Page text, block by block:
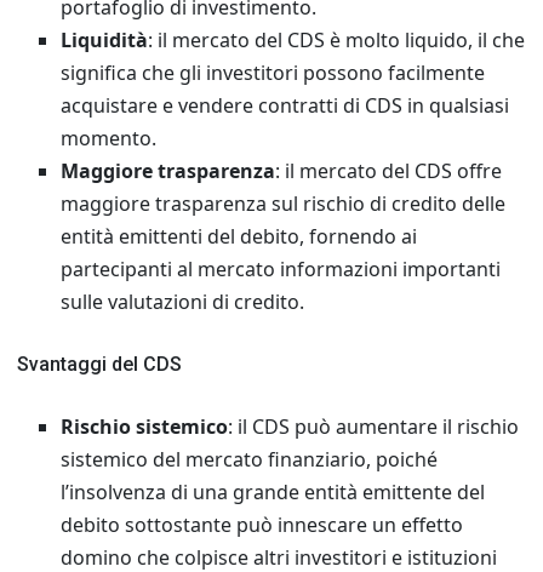
portafoglio di investimento.
Liquidità: il mercato del CDS è molto liquido, il che
significa che gli investitori possono facilmente
acquistare e vendere contratti di CDS in qualsiasi
momento.
Maggiore trasparenza: il mercato del CDS offre
maggiore trasparenza sul rischio di credito delle
entità emittenti del debito, fornendo ai
partecipanti al mercato informazioni importanti
sulle valutazioni di credito.
Svantaggi del CDS
Rischio sistemico: il CDS può aumentare il rischio
sistemico del mercato finanziario, poiché
l’insolvenza di una grande entità emittente del
debito sottostante può innescare un effetto
domino che colpisce altri investitori e istituzioni